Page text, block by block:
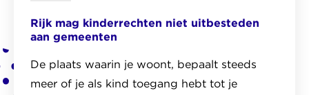
Rijk mag kinderrechten niet uitbesteden
aan gemeenten
De plaats waarin je woont, bepaalt steeds
meer of je als kind toegang hebt tot je